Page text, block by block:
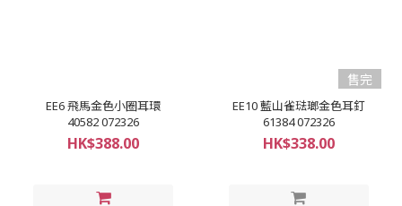
EE6 飛馬金色小圈耳環
40582 072326
HK$388.00
售完
EE10 藍山雀琺瑯金色耳釘
61384 072326
HK$338.00